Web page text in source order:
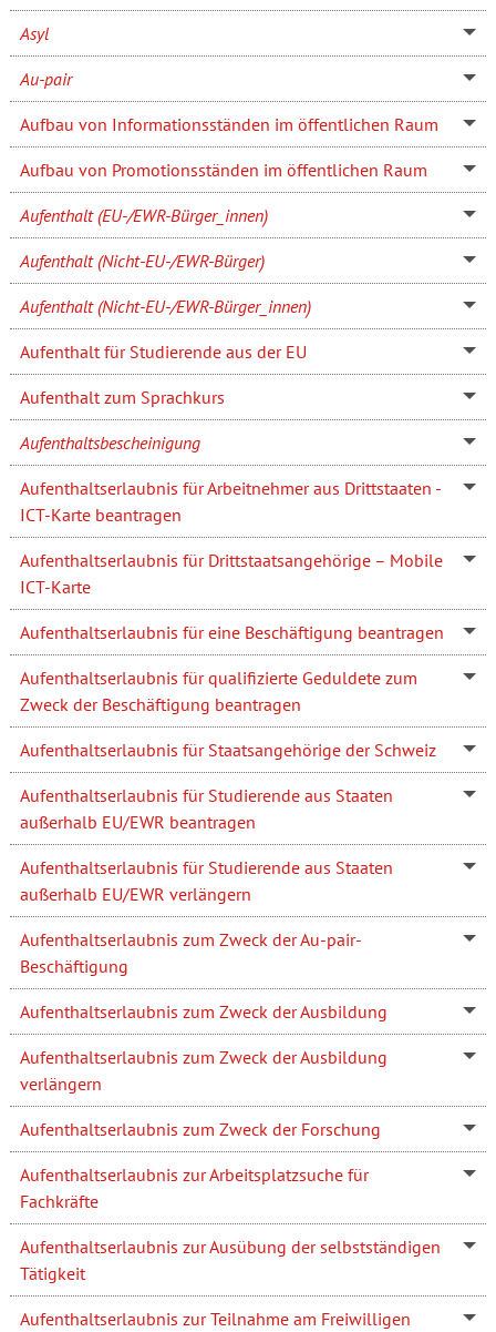
Asyl
Au-pair
Aufbau von Informationsständen im öffentlichen Raum
Aufbau von Promotionsständen im öffentlichen Raum
Aufenthalt (EU-/EWR-Bürger_innen)
Aufenthalt (Nicht-EU-/EWR-Bürger)
Aufenthalt (Nicht-EU-/EWR-Bürger_innen)
Aufenthalt für Studierende aus der EU
Aufenthalt zum Sprachkurs
Aufenthaltsbescheinigung
Aufenthaltserlaubnis für Arbeitnehmer aus Drittstaaten -
ICT-Karte beantragen
Aufenthaltserlaubnis für Drittstaatsangehörige – Mobile
ICT-Karte
Aufenthaltserlaubnis für eine Beschäftigung beantragen
Aufenthaltserlaubnis für qualifizierte Geduldete zum
Zweck der Beschäftigung beantragen
Aufenthaltserlaubnis für Staatsangehörige der Schweiz
Aufenthaltserlaubnis für Studierende aus Staaten
außerhalb EU/EWR beantragen
Aufenthaltserlaubnis für Studierende aus Staaten
außerhalb EU/EWR verlängern
Aufenthaltserlaubnis zum Zweck der Au-pair-
Beschäftigung
Aufenthaltserlaubnis zum Zweck der Ausbildung
Aufenthaltserlaubnis zum Zweck der Ausbildung
verlängern
Aufenthaltserlaubnis zum Zweck der Forschung
Aufenthaltserlaubnis zur Arbeitsplatzsuche für
Fachkräfte
Aufenthaltserlaubnis zur Ausübung der selbstständigen
Tätigkeit
Aufenthaltserlaubnis zur Teilnahme am Freiwilligen